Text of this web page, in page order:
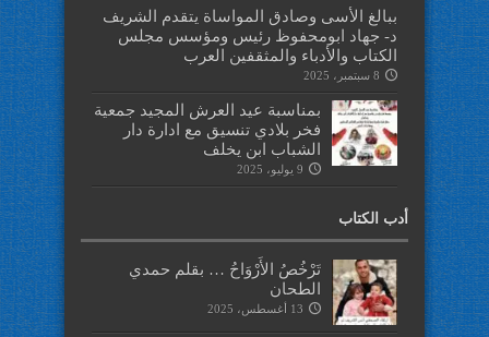
ببالغ الأسى وصادق المواساة يتقدم الشريف
د- جهاد ابومحفوظ رئيس ومؤسس مجلس
الكتاب والأدباء والمثقفين العرب
8 سبتمبر، 2025
بمناسبة عيد العرش المجيد جمعية
فخر بلادي تنسيق مع ادارة دار
الشباب ابن يخلف
9 يوليو، 2025
أدب الكتاب
تَرْخُصُ الأَرْوَاحُ … بقلم حمدي
الطحان
13 أغسطس، 2025